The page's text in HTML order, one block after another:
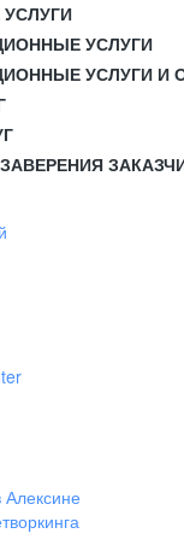
УСЛУГИ
УСЛУГИ И